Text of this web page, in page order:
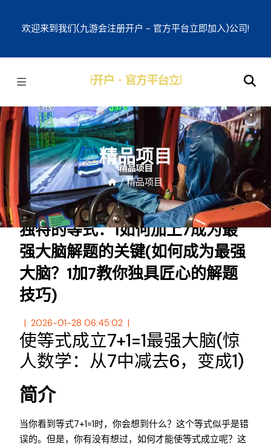
欢迎来到我们(九游会注册开户 - 官方平台立即加入)公司!
精品项目
/ 精品项目
独特的等式：1如何加上7成为最
强大脑解题的关键(如何成为最强
大脑？1加7教你独具匠心的解题
技巧)
2026-01-28 06:45:02
使等式成立7+1=1最强大脑(惊
人数学：从7中减去6，变成1)
简介
当你看到等式7+1=1时，你会想到什么？这个等式似乎是错
误的。但是，你有没有想过，如何才能使等式成立呢？这